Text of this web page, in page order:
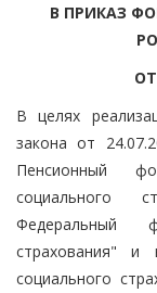
В ПРИКАЗ
В целях
закона от
Пенсионный
социального
Федеральный
страхования" и
социального